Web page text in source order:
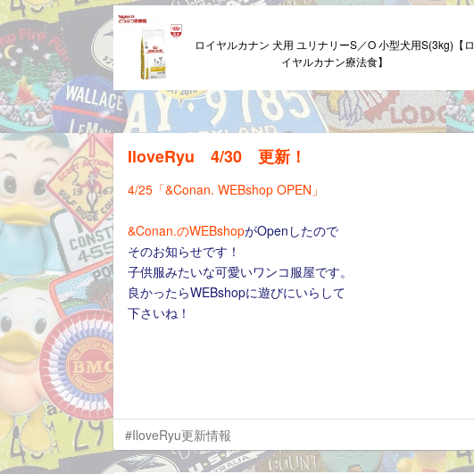
ロイヤルカナン 犬用 ユリナリーS／O 小型犬用S(3kg)【ロ
イヤルカナン療法食】
IloveRyu 4/30 更新！
4/25「&Conan. WEBshop OPEN」
&Conan.のWEBshopがOpenしたので
そのお知らせです！
子供服みたいな可愛いワンコ服屋です。
良かったらWEBshopに遊びにいらして
下さいね！
#IloveRyu更新情報